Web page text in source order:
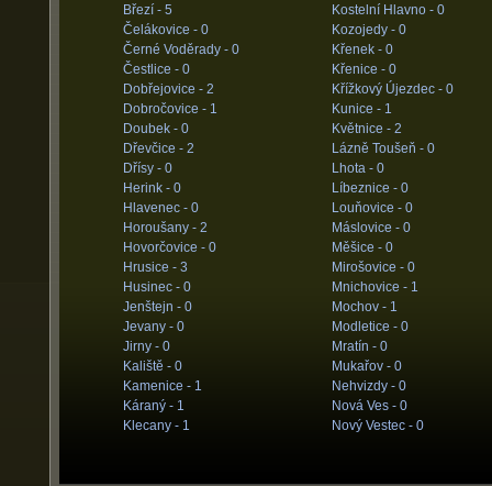
Březí - 5
Čelákovice - 0
Černé Voděrady - 0
Čestlice - 0
Dobřejovice - 2
Dobročovice - 1
Doubek - 0
Dřevčice - 2
Dřísy - 0
Herink - 0
Hlavenec - 0
Horoušany - 2
Hovorčovice - 0
Hrusice - 3
Husinec - 0
Jenštejn - 0
Jevany - 0
Jirny - 0
Kaliště - 0
Kamenice - 1
Káraný - 1
Klecany - 1
Kostelní Hlavno - 0
Kozojedy - 0
Křenek - 0
Křenice - 0
Křížkový Újezdec - 0
Kunice - 1
Květnice - 2
Lázně Toušeň - 0
Lhota - 0
Líbeznice - 0
Louňovice - 0
Máslovice - 0
Měšice - 0
Mirošovice - 0
Mnichovice - 1
Mochov - 1
Modletice - 0
Mratín - 0
Mukařov - 0
Nehvizdy - 0
Nová Ves - 0
Nový Vestec - 0